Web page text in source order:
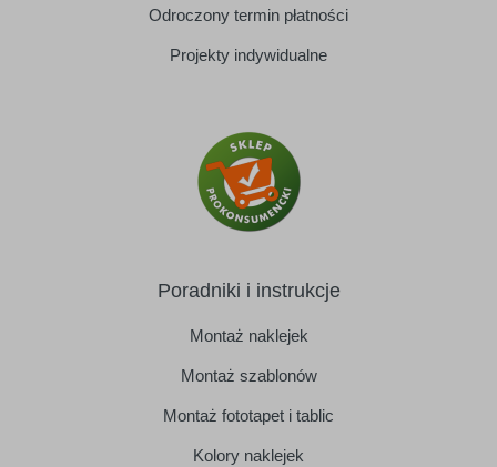
Odroczony termin płatności
Projekty indywidualne
Poradniki i instrukcje
Montaż naklejek
Montaż szablonów
Montaż fototapet i tablic
Kolory naklejek